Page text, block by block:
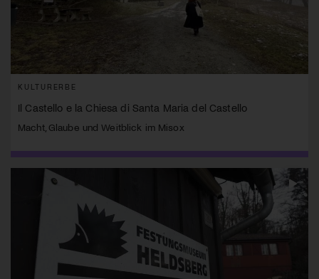
KULTURERBE
Il Castello e la Chiesa di Santa Maria del Castello
Macht, Glaube und Weitblick im Misox